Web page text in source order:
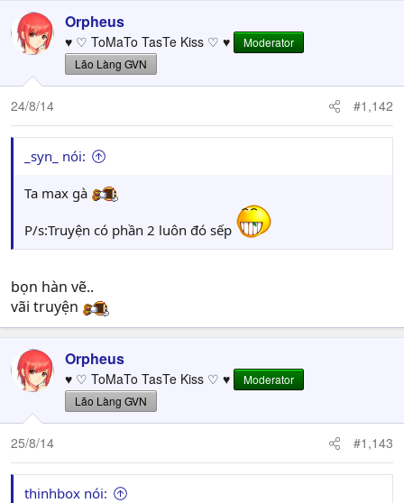
Orpheus
♥ ♡ ToMaTo TasTe Kiss ♡ ♥
Moderator
Lão Làng GVN
24/8/14 #1,142
_syn_ nói:
Ta max gà
P/s:Truyện có phần 2 luôn đó sếp
bọn hàn vẽ..
vãi truyện
Orpheus
♥ ♡ ToMaTo TasTe Kiss ♡ ♥
Moderator
Lão Làng GVN
25/8/14 #1,143
thinhbox nói: